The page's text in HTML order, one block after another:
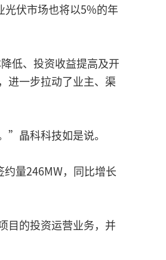
光伏市场也将以5%的年
低、投资收益提高及开
进一步拉动了业主、渠
”晶科科技如是说。
量246MW，同比增长
目的投资运营业务，并